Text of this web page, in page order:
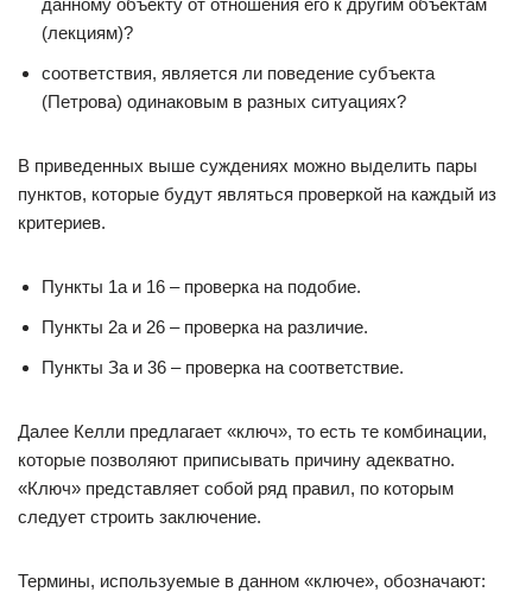
данному объекту от отношения его к другим объектам
(лекциям)?
соответствия, является ли поведение субъекта
(Петрова) одинаковым в разных ситуациях?
В приведенных выше суждениях можно выделить пары
пунктов, которые будут являться проверкой на каждый из
критериев.
Пункты 1а и 16 – проверка на подобие.
Пункты 2а и 26 – проверка на различие.
Пункты За и 36 – проверка на соответствие.
Далее Келли предлагает «ключ», то есть те комбинации,
которые позволяют приписывать причину адекватно.
«Ключ» представляет собой ряд правил, по которым
следует строить заключение.
Термины, используемые в данном «ключе», обозначают: